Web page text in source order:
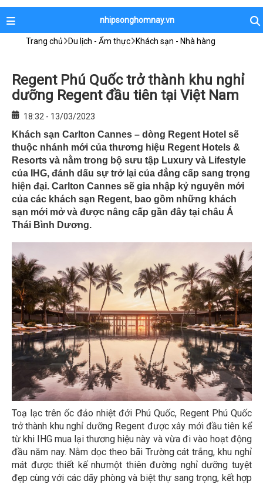
nhipsonghomnay.vn
Trang chủ Du lịch - Ẩm thực Khách sạn - Nhà hàng
Regent Phú Quốc trở thành khu nghỉ
dưỡng Regent đầu tiên tại Việt Nam
18:32 - 13/03/2023
Khách sạn Carlton Cannes – dòng Regent Hotel sẽ
thuộc nhánh mới của thương hiệu Regent Hotels &
Resorts và nằm trong bộ sưu tập Luxury và Lifestyle
của IHG, đánh dấu sự trở lại của đẳng cấp sang trọng
hiện đại. Carlton Cannes sẽ gia nhập kỷ nguyên mới
của các khách sạn Regent, bao gồm những khách
sạn mới mở và được nâng cấp gần đây tại châu Á
Thái Bình Dương.
Toạ lạc trên ốc đảo nhiệt đới Phú Quốc, Regent Phú Quốc
trở thành khu nghỉ dưỡng Regent được xây mới đầu tiên kể
từ khi IHG mua lại thương hiệu này và vừa đi vào hoạt động
đầu năm nay. Nằm dọc theo bãi Trường cát trắng, khu nghỉ
mát được thiết kế nhưmột thiên đường nghỉ dưỡng tuyệt
đẹp cùng với các dãy phòng và biệt thự sang trọng, kết hợp